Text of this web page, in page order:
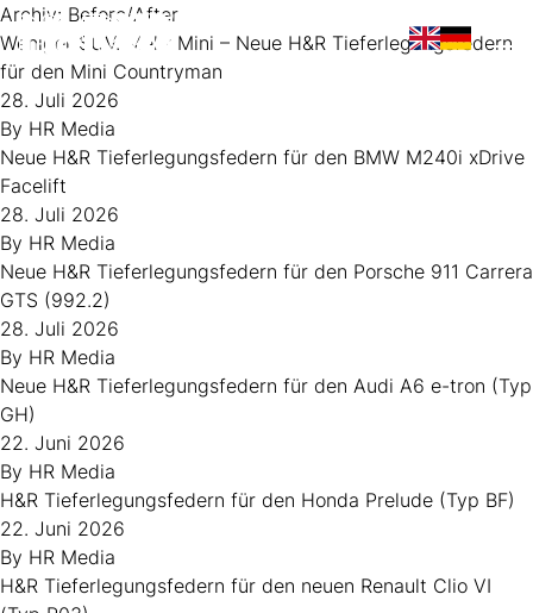
Zum Inhalt springen
Archiv: Before/After
Weniger SUV. Mehr Mini – Neue H&R Tieferlegungsfedern
für den Mini Countryman
28. Juli 2026
By HR Media
Neue H&R Tieferlegungsfedern für den BMW M240i xDrive
Facelift
28. Juli 2026
By HR Media
Neue H&R Tieferlegungsfedern für den Porsche 911 Carrera
GTS (992.2)
28. Juli 2026
By HR Media
Neue H&R Tieferlegungsfedern für den Audi A6 e-tron (Typ
GH)
22. Juni 2026
By HR Media
H&R Tieferlegungsfedern für den Honda Prelude (Typ BF)
22. Juni 2026
By HR Media
H&R Tieferlegungsfedern für den neuen Renault Clio VI